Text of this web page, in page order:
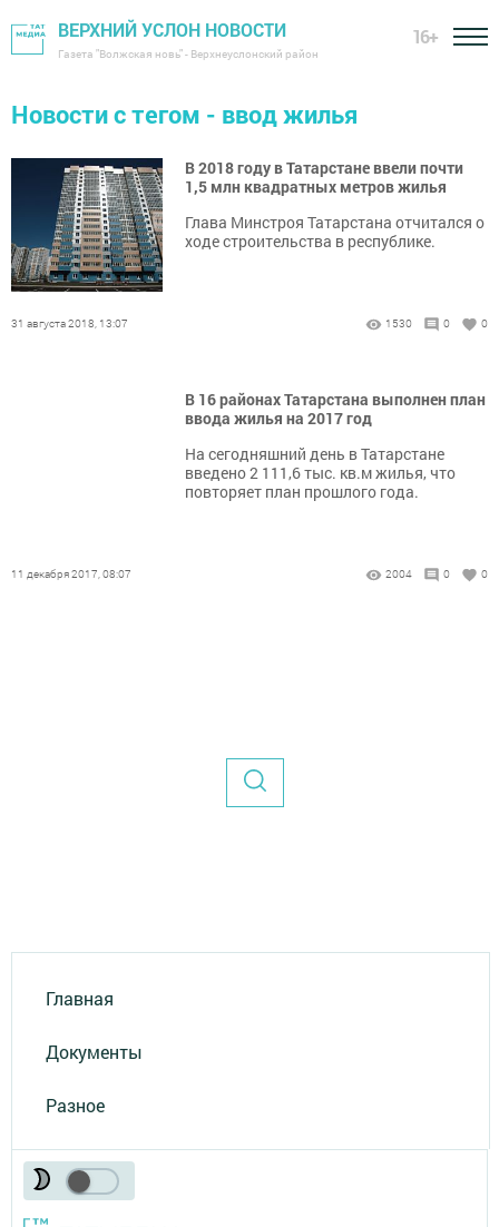
ВЕРХНИЙ УСЛОН НОВОСТИ
Газета "Волжская новь" - Верхнеуслонский район
16+
Новости с тегом - ввод жилья
В 2018 году в Татарстане ввели почти
1,5 млн квадратных метров жилья
Глава Минстроя Татарстана отчитался о
ходе строительства в республике.
31 августа 2018, 13:07 1530 0 0
В 16 районах Татарстана выполнен план
ввода жилья на 2017 год
На сегодняшний день в Татарстане
введено 2 111,6 тыс. кв.м жилья, что
повторяет план прошлого года.
11 декабря 2017, 08:07 2004 0 0
Главная
Документы
Разное